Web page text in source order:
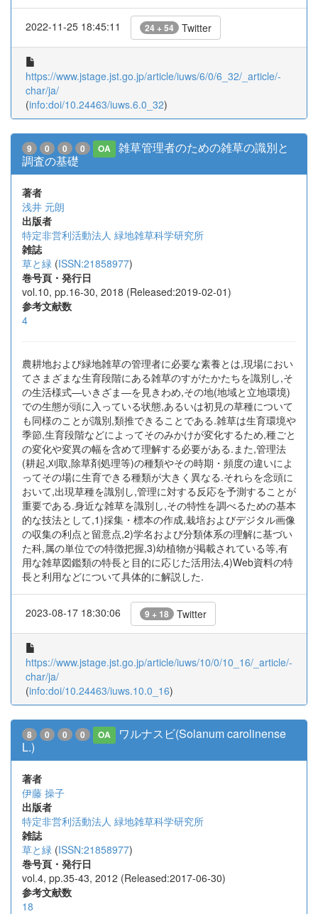
2022-11-25 18:45:11 24 + 54 Twitter
https://www.jstage.jst.go.jp/article/iuws/6/0/6_32/_article/-
char/ja/
(info:doi/10.24463/iuws.6.0_32)
9 0 0 0 OA
雑草管理者のための雑草の識別と
調査の基礎
著者
浅井 元朗
出版者
特定非営利活動法人 緑地雑草科学研究所
雑誌
草と緑 (ISSN:21858977)
巻号頁・発行日
vol.10, pp.16-30, 2018 (Released:2019-02-01)
参考文献数
4
農耕地および緑地雑草の管理者に必要な素養とは,現場におい
てさまざまな生育段階にある雑草のすがたかたちを識別し,そ
の生活様式―いきざま―を見きわめ,その地(地域と立地環境)
での生態が頭に入っている状態,あるいは初見の草種について
も同様のことが識別,類推できることである.雑草は生育環境や
季節,生育段階などによってそのみかけが変化するため,種ごと
の変化や変異の幅を含めて理解する必要がある.また,管理法
(耕起,刈取,除草剤処理等)の種類やその時期・頻度の違いによ
ってその場に生育できる種類が大きく異なる.それらを念頭に
おいて,出現草種を識別し,管理に対する反応を予測することが
重要である.身近な雑草を識別し,その特性を調べるための基本
的な技法として,1)採集・標本の作成,栽培およびデジタル画像
の収集の利点と留意点,2)学名および分類体系の理解に基づい
た科,属の単位での特徴把握,3)幼植物が掲載されている等,有
用な雑草図鑑類の特長と目的に応じた活用法,4)Web資料の特
長と利用などについて具体的に解説した.
2023-08-17 18:30:06 9 + 18 Twitter
https://www.jstage.jst.go.jp/article/iuws/10/0/10_16/_article/-
char/ja/
(info:doi/10.24463/iuws.10.0_16)
8 0 0 0 OA
ワルナスビ(Solanum carolinense
L.)
著者
伊藤 操子
出版者
特定非営利活動法人 緑地雑草科学研究所
雑誌
草と緑 (ISSN:21858977)
巻号頁・発行日
vol.4, pp.35-43, 2012 (Released:2017-06-30)
参考文献数
18